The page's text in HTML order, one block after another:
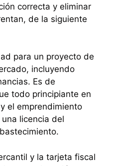
correcta y eliminar
de la siguiente
para un proyecto de
incluyendo
Es de
todo principiante en
el emprendimiento
licencia del
y la tarjeta fiscal